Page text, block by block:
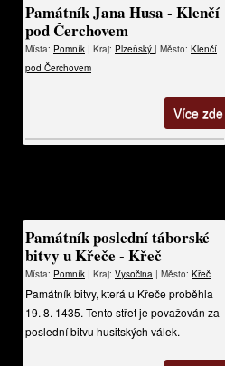
Památník Jana Husa - Klenčí
pod Čerchovem
Místa: Pomník | Kraj: Plzeňský | Město: Klenčí
pod Čerchovem
Více zde
Památník poslední táborské
bitvy u Křeče - Křeč
Místa: Pomník | Kraj: Vysočina | Město: Křeč
Památník bitvy, která u Křeče proběhla
19. 8. 1435. Tento střet je považován za
poslední bitvu husitských válek.